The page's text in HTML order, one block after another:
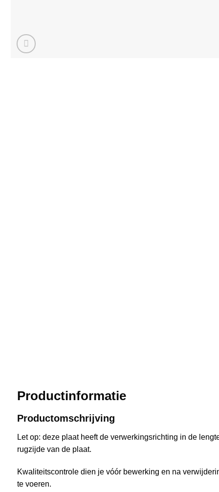
Productinformatie
Productomschrijving
Let op: deze plaat heeft de verwerkingsrichting in de
rugzijde van de plaat.
Kwaliteitscontrole dien je vóór bewerking en na
te voeren.